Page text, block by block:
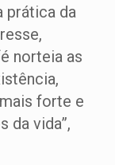
prática da
norteia as
forte e
da vida”,